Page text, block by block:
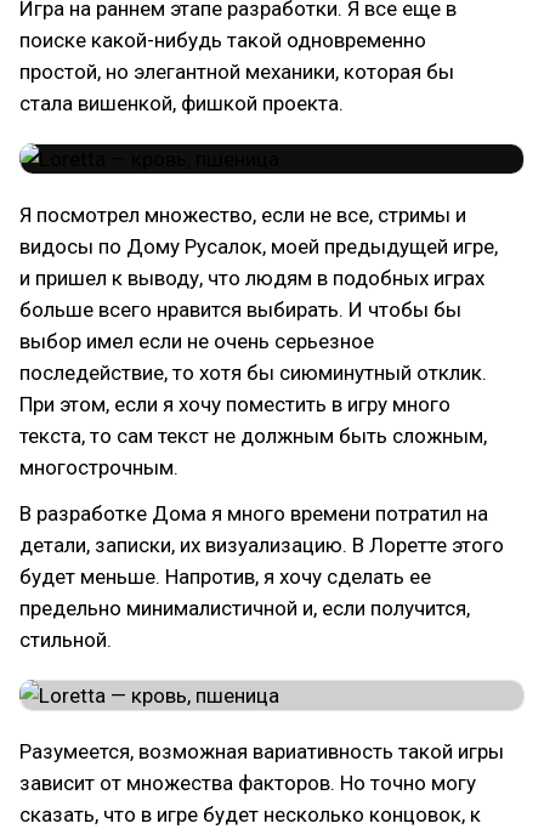
Игра на раннем этапе разработки. Я все еще в
поиске какой-нибудь такой одновременно
простой, но элегантной механики, которая бы
стала вишенкой, фишкой проекта.
Я посмотрел множество, если не все, стримы и
видосы по Дому Русалок, моей предыдущей игре,
и пришел к выводу, что людям в подобных играх
больше всего нравится выбирать. И чтобы бы
выбор имел если не очень серьезное
последействие, то хотя бы сиюминутный отклик.
При этом, если я хочу поместить в игру много
текста, то сам текст не должным быть сложным,
многострочным.
В разработке Дома я много времени потратил на
детали, записки, их визуализацию. В Лоретте этого
будет меньше. Напротив, я хочу сделать ее
предельно минималистичной и, если получится,
стильной.
Разумеется, возможная вариативность такой игры
зависит от множества факторов. Но точно могу
сказать, что в игре будет несколько концовок, к